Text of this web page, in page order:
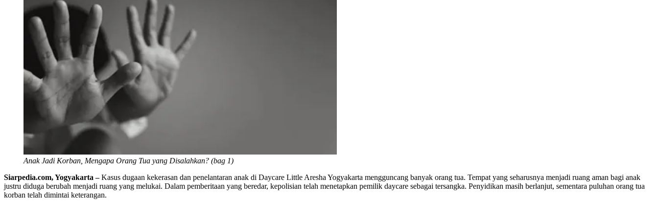
Anak Jadi Korban, Mengapa Orang Tua yang Disalahkan? (bag 1)
Siarpedia.com, Yogyakarta –Kasus dugaan kekerasan dan penelantaran anak di Daycare Little Aresha Yogyakarta mengguncang banyak orang tua. Tempat yang seharusnya menjadi ruang aman bagi anak
justru diduga berubah menjadi ruang yang melukai. Dalam pemberitaan yang beredar, kepolisian telah menetapkan pemilik daycare sebagai tersangka. Penyidikan masih berlanjut, sementara puluhan orang tua
korban telah dimintai keterangan.